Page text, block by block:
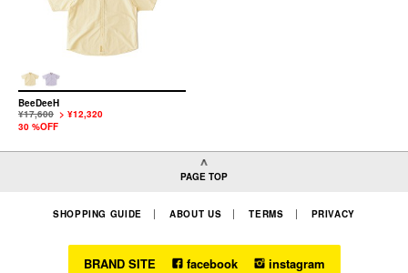
BeeDeeH
¥17,600 > ¥12,320
30 %OFF
PAGE TOP
SHOPPING GUIDE ABOUT US TERMS PRIVACY
BRAND SITE facebook instagram